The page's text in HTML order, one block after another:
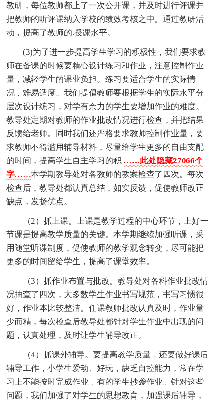
教研，每位教师都上了一次公开课，并及时进行评课并
把教师的听评课纳入学校的绩效考核之中。通过教研活
动，提高了教师的.授课水平。
(3)为了进一步提高学生学习的积极性，我们要求教
师在备课的时候要精心设计练习和作业，注意控制作业
量，减轻学生的课业负担。练习要适合学生的实际情
况，难易适度。我们提倡教师要根据学生的实际水平分
层次设计练习，对学有余力的学生要增加作业的难度。
教导处定期对教师的作业批改情况进行检查，并把结果
反馈给老师。同时我们还严格要求教师控制作业量，要
求教师不得滥用辅导材料，尽量给学生更多的自由支配
的时间，提高学生自主学习的积 ……此处隐藏27066个
字……本学期教导处对各教师的教案检查了四次。每次
检查后，教导处都认真总结，如实反馈，促使教师改正
缺点，发扬优点。
（2）抓上课。上课是教学过程的中心环节，上好一
节课是提高教学质量的关键。本学期继续加强听课，采
用随堂听课制度，促使教师的教学观念转变，尽可能把
更多的时间留给学生，提高了课堂效率。
（3）抓作业布置与批改。教导处对各科作业批改情
况抽查了四次，大多数学生作业书写规范，书写习惯很
好，作业本比较整洁。任课教师批改认真及时，作业量
少而精，每次检查后教导处都针对学生作业中出现的问
题，认真处理，及时让学生辅导改正。
（4）抓课外辅导。要提高教学质量，还要做好课后
辅导工作，小学生爱动、好玩，缺乏自控能力，常在学
习上不能按时完成作业，有的学生抄袭作业。针对这些
问题，我们加强了对学生的思想教育，加强课后辅导，